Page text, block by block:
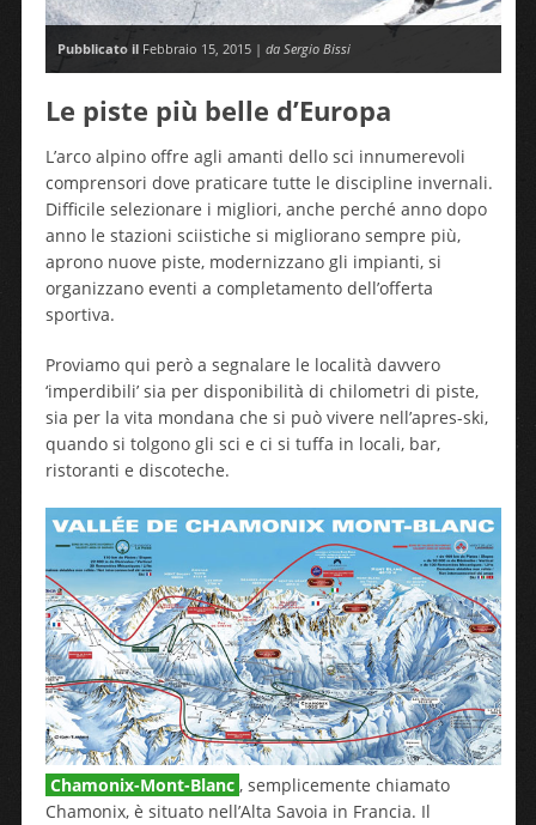
Pubblicato ilFebbraio 15, 2015 | da Sergio Bissi
Le piste più belle d’Europa
L’arco alpino offre agli amanti dello sci innumerevoli
comprensori dove praticare tutte le discipline invernali.
Difficile selezionare i migliori, anche perché anno dopo
anno le stazioni sciistiche si migliorano sempre più,
aprono nuove piste, modernizzano gli impianti, si
organizzano eventi a completamento dell’offerta
sportiva.
Proviamo qui però a segnalare le località davvero
‘imperdibili’ sia per disponibilità di chilometri di piste,
sia per la vita mondana che si può vivere nell’apres-ski,
quando si tolgono gli sci e ci si tuffa in locali, bar,
ristoranti e discoteche.
Chamonix-Mont-Blanc , semplicemente chiamato
Chamonix, è situato nell’Alta Savoia in Francia. Il